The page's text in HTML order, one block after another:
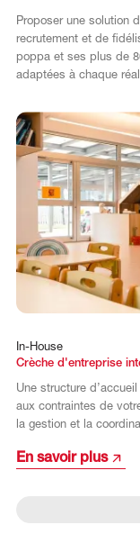
Proposer une solution
recrutement et de
poppa et ses plus de
adaptées à chaque
In-House
Crèche d'entreprise
Une structure
aux contraintes de
la gestion et la
En savoir plus